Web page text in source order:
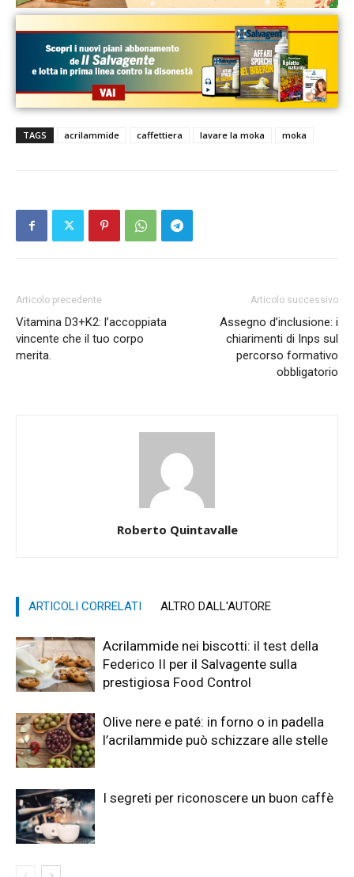
TAGS acrilammide caffettiera lavare la moka moka
Articolo precedente
Vitamina D3+K2: l’accoppiata
vincente che il tuo corpo
merita.
Articolo successivo
Assegno d’inclusione: i
chiarimenti di Inps sul
percorso formativo
obbligatorio
Roberto Quintavalle
ARTICOLI CORRELATI ALTRO DALL'AUTORE
Acrilammide nei biscotti: il test della
Federico II per il Salvagente sulla
prestigiosa Food Control
Olive nere e paté: in forno o in padella
l’acrilammide può schizzare alle stelle
I segreti per riconoscere un buon caffè